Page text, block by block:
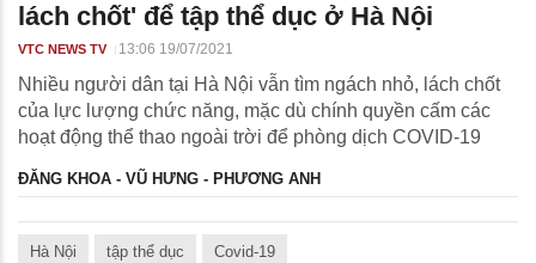
lách chốt' để tập thể dục ở Hà Nội
VTC NEWS TV 13:06 19/07/2021
Nhiều người dân tại Hà Nội vẫn tìm ngách nhỏ, lách chốt
của lực lượng chức năng, mặc dù chính quyền cấm các
hoạt động thể thao ngoài trời để phòng dịch COVID-19
ĐĂNG KHOA - VŨ HƯNG - PHƯƠNG ANH
Hà Nội tập thể dục Covid-19